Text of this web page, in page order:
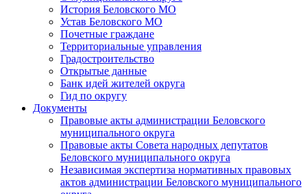
История Беловского МО
Устав Беловского МО
Почетные граждане
Территориальные управления
Градостроительство
Открытые данные
Банк идей жителей округа
Гид по округу
Документы
Правовые акты администрации Беловского
муниципального округа
Правовые акты Совета народных депутатов
Беловского муниципального округа
Независимая экспертиза нормативных правовых
актов администрации Беловского муниципального